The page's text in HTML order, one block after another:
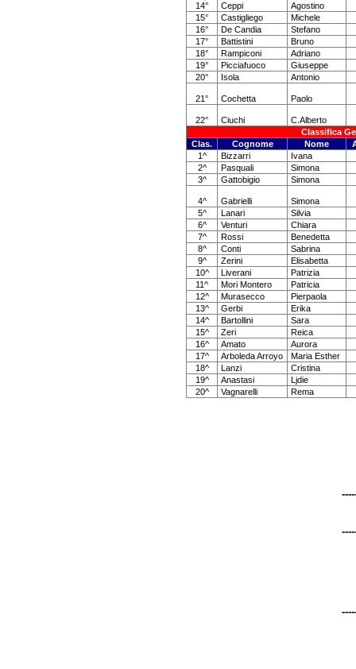
14°
Ceppi
Agostino
15°
Castigliego
Michele
16°
De Candia
Stefano
17°
Battistini
Bruno
18°
Rampiconi
Adriano
19°
Picciafuoco
Giuseppe
20°
Isola Antonio
21° Cochetta Paolo
22° Ciuchi
C.Alberto
Classifica
Clas.
Cognome Nome
1^
Bizzarri
Ivana
2^
Pasquali
Simona
3^
Gattobigio Simona
4^ Gabrielli
Simona
5^
Lanari
Silvia
6^
Venturi
Chiara
7^
Rossi
Benedetta
8^
Conti
Sabrina
9^
Zerini
Elisabetta
10^
Liverani
Patrizia
11^
Mori Montero
Patricia
12^
Murasecco
Pierpaola
13^
Gerbi
Erika
14^
Bartollini
Sara
15^
Zeri
Reica
16^
Amato
Aurora
17^
Arboleda Arroyo
Maria Esther
18^
Lanzi
Cristina
19^
Anastasi
Ljdie
20^
Vagnarelli Rema